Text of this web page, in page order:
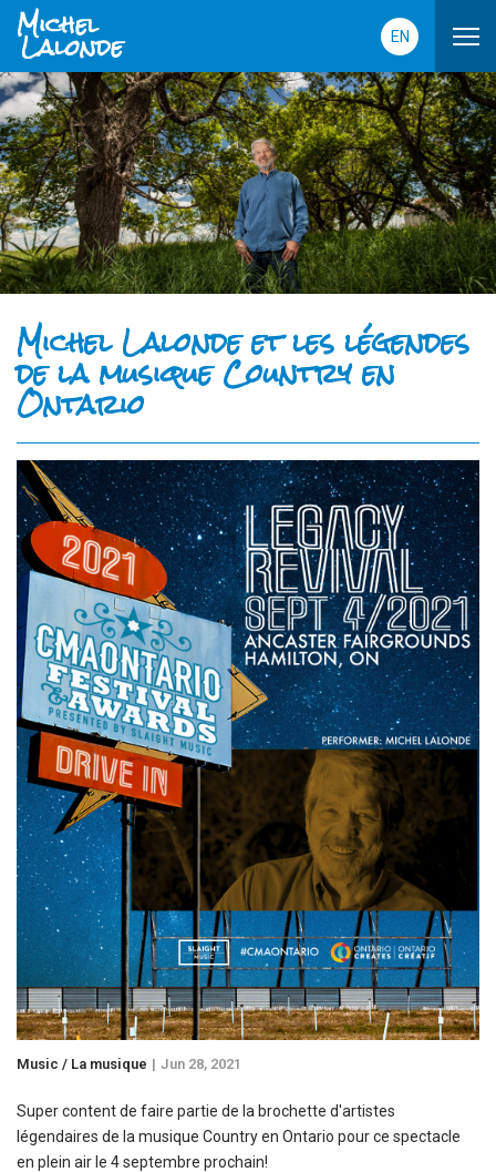
Michel
Lalonde EN
Michel Lalonde et les légendes
de la musique Country en
Ontario
Music / La musique Jun 28, 2021
Super content de faire partie de la brochette d'artistes
légendaires de la musique Country en Ontario pour ce spectacle
en plein air le 4 septembre prochain!